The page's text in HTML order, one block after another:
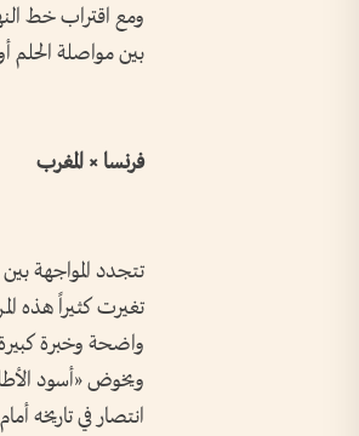
ومع اقتراب خط
بين مواصلة الحلم
فرنسا × المغرب
تغيرت كثيراً هذه
واضحة وخبرة
ويخوض «أسود
انتصار في تاريخه